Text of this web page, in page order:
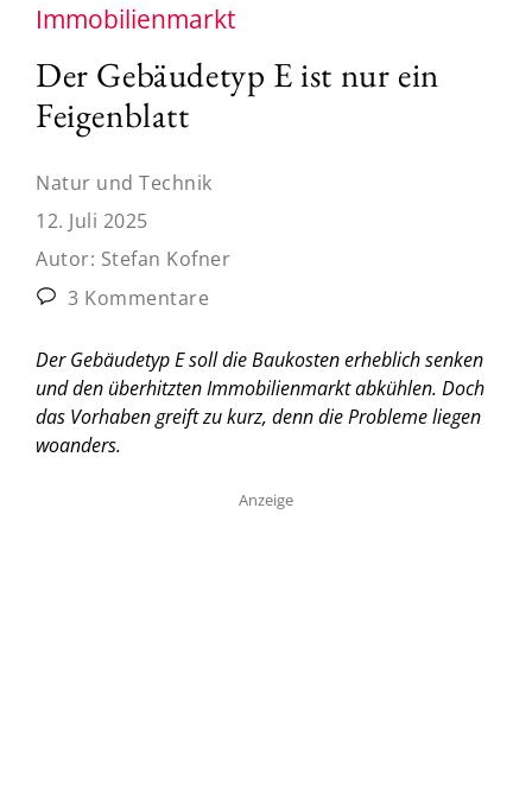
Immobilienmarkt
Der Gebäudetyp E ist nur ein
Feigenblatt
Natur und Technik
12. Juli 2025
Autor: Stefan Kofner
3 Kommentare
Der Gebäudetyp E soll die Baukosten erheblich senken
und den überhitzten Immobilienmarkt abkühlen. Doch
das Vorhaben greift zu kurz, denn die Probleme liegen
woanders.
Anzeige